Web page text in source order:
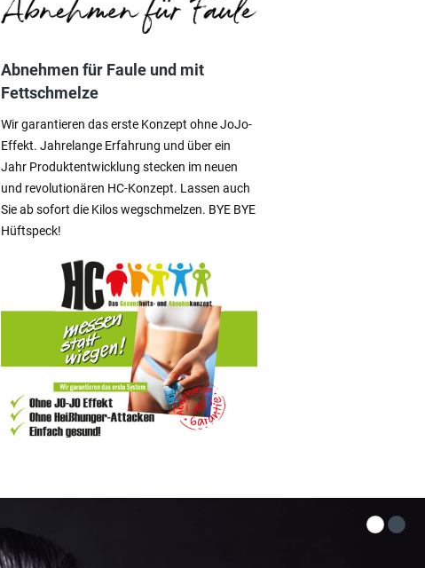
Abnehmen für Faule und mit
Fettschmelze
Wir garantieren das erste Konzept ohne JoJo-
Effekt. Jahrelange Erfahrung und über ein
Jahr Produktentwicklung stecken im neuen
und revolutionären HC-Konzept. Lassen auch
Sie ab sofort die Kilos wegschmelzen. BYE BYE
Hüftspeck!